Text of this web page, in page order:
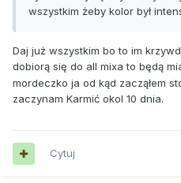
wszystkim żeby kolor był
Daj już wszystkim bo to im
dobiorą się do all mixa to będą
mordeczko ja od kąd zacząłem
zaczynam Karmić okol 10 dnia.
Cytuj